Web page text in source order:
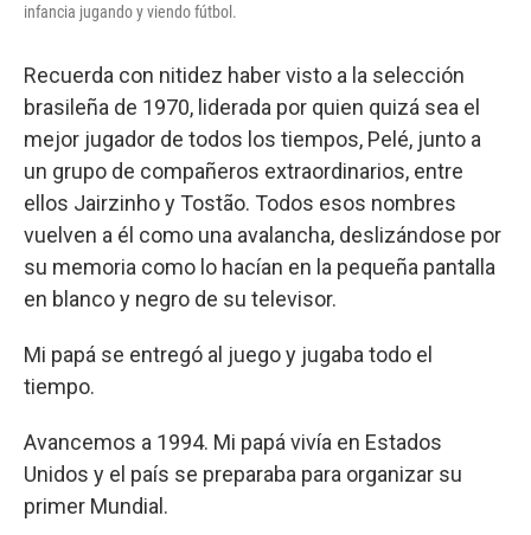
infancia jugando y viendo fútbol.
Recuerda con nitidez haber visto a la selección
brasileña de 1970, liderada por quien quizá sea el
mejor jugador de todos los tiempos, Pelé, junto a
un grupo de compañeros extraordinarios, entre
ellos Jairzinho y Tostão. Todos esos nombres
vuelven a él como una avalancha, deslizándose por
su memoria como lo hacían en la pequeña pantalla
en blanco y negro de su televisor.
Mi papá se entregó al juego y jugaba todo el
tiempo.
Avancemos a 1994. Mi papá vivía en Estados
Unidos y el país se preparaba para organizar su
primer Mundial.